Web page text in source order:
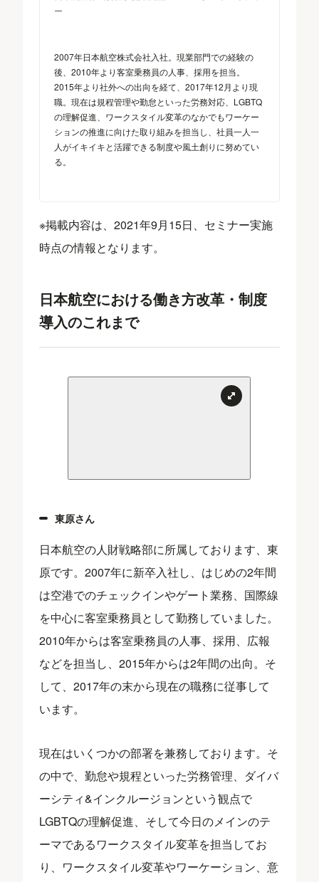
ー
2007年日本航空株式会社入社。現業部門での経験の
後、2010年より客室乗務員の人事、採用を担当。
2015年より社外への出向を経て、2017年12月より現
職。現在は規程管理や勤怠といった労務対応、LGBTQ
の理解促進、ワークスタイル変革のなかでもワーケー
ションの推進に向けた取り組みを担当し、社員一人一
人がイキイキと活躍できる制度や風土創りに努めてい
る。
※掲載内容は、2021年9月15日、セミナー実施
時点の情報となります。
日本航空における働き方改革・制度
導入のこれまで
東原さん
日本航空の人財戦略部に所属しております、東
原です。2007年に新卒入社し、はじめの2年間
は空港でのチェックインやゲート業務、国際線
を中心に客室乗務員として勤務していました。
2010年からは客室乗務員の人事、採用、広報
などを担当し、2015年からは2年間の出向。そ
して、2017年の末から現在の職務に従事して
います。
現在はいくつかの部署を兼務しております。そ
の中で、勤怠や規程といった労務管理、ダイバ
ーシティ&インクルージョンという観点で
LGBTQの理解促進、そして今日のメインのテ
ーマであるワークスタイル変革を担当してお
り、ワークスタイル変革やワーケーション、意